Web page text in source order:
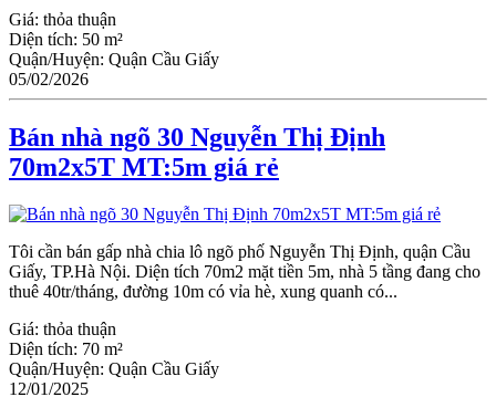
Giá: thỏa thuận
Diện tích: 50 m²
Quận/Huyện: Quận Cầu Giấy
05/02/2026
Bán nhà ngõ 30 Nguyễn Thị Định
70m2x5T MT:5m giá rẻ
Tôi cần bán gấp nhà chia lô ngõ phố Nguyễn Thị Định, quận Cầu
Giấy, TP.Hà Nội. Diện tích 70m2 mặt tiền 5m, nhà 5 tầng đang cho
thuê 40tr/tháng, đường 10m có vỉa hè, xung quanh có...
Giá: thỏa thuận
Diện tích: 70 m²
Quận/Huyện: Quận Cầu Giấy
12/01/2025